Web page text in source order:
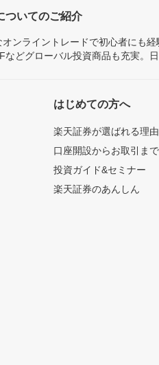
ついてのご紹介
ンライントレードで初心者にも
どグローバル投資商品も充実。
はじめての方へ
楽天証券が選ばれる理由
口座開設からお取引ま
投資ガイド&セミナー
楽天証券のあんしん